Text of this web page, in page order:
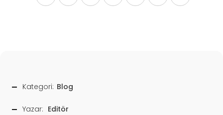
Kategori: Blog
Yazar: Editör